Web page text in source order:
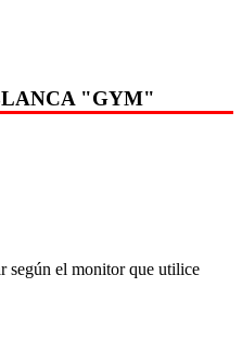
"GYM"
según el monitor que utilice